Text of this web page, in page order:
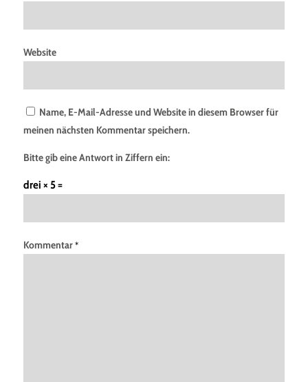
Website
Name, E-Mail-Adresse und Website in diesem Browser für
meinen nächsten Kommentar speichern.
Bitte gib eine Antwort in Ziffern ein:
drei × 5 =
Kommentar*